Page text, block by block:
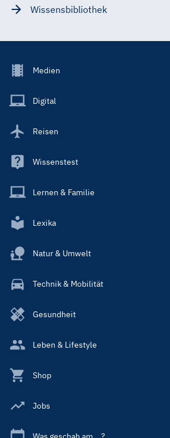
Wissensbibliothek
Footer
Main
Medien
Digital
Reisen
Wissenstest
Lernen & Familie
Lexika
Natur & Umwelt
Technik & Mobilität
Gesundheit
Leben & Lifestyle
Shop
Jobs